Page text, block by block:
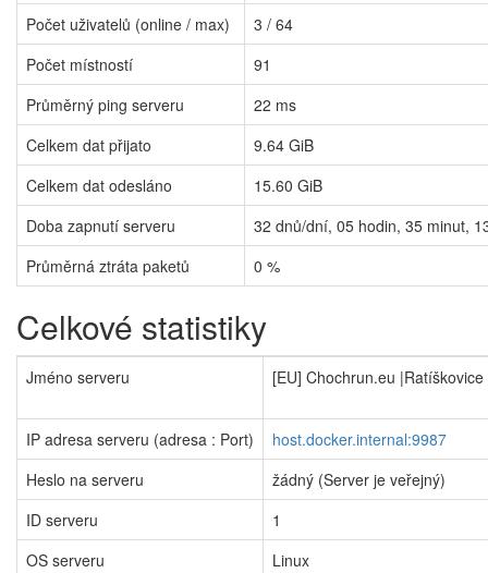
Počet uživatelů (online / max)
3 / 64
Počet místností
91
Průměrný ping serveru
22 ms
Celkem dat přijato
9.64 GiB
Celkem dat odesláno
15.60 GiB
Doba zapnutí serveru
32 dnů/dní, 05 hodin, 35 minut,
Průměrná ztráta paketů
0 %
Celkové statistiky
Jméno serveru [EU] Chochrun.eu
IP adresa serveru (adresa : Port)
host.docker.internal:9987
Heslo na serveru
žádný (Server je veřejný)
ID serveru
1
OS serveru
Linux